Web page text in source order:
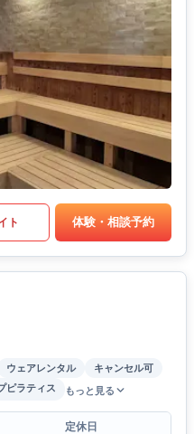
ト 体験・相談予約
ウェアレンタル
キャンセル可
ピラティス もっと見る
定休日